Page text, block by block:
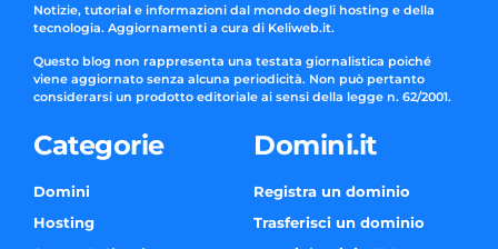
Notizie, tutorial e informazioni dal mondo degli hosting e della
tecnologia. Aggiornamenti a cura di Keliweb.it.
Questo blog non rappresenta una testata giornalistica poiché
viene aggiornato senza alcuna periodicità. Non può pertanto
considerarsi un prodotto editoriale ai sensi della legge n. 62/2001.
Categorie
Domini
Hosting
Domini.it
Registra un dominio
Trasferisci un dominio